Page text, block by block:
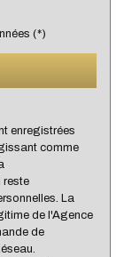
21 707
67,39 %
(*)
enregistrées
comme
reste
La
de l'Agence
de